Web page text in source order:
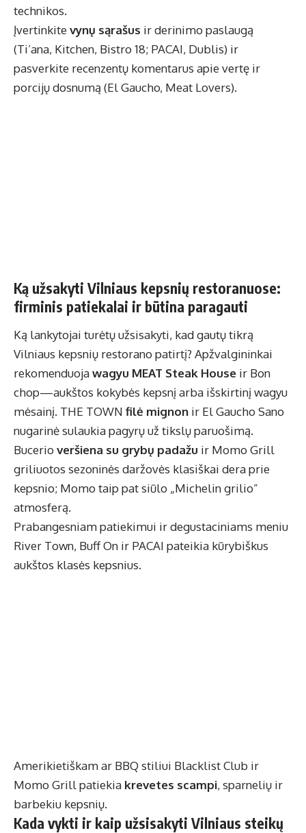
technikos.
Įvertinkite vynų sąrašus ir derinimo paslaugą
(Ti’ana, Kitchen, Bistro 18; PACAI, Dublis) ir
pasverkite recenzentų komentarus apie vertę ir
porcijų dosnumą (El Gaucho, Meat Lovers).
Ką užsakyti Vilniaus kepsnių restoranuose:
firminis patiekalai ir būtina paragauti
Ką lankytojai turėtų užsisakyti, kad gautų tikrą
Vilniaus kepsnių restorano patirtį? Apžvalgininkai
rekomenduojawagyu MEAT Steak House ir Bon
chop—aukštos kokybės kepsnį arba išskirtinį wagyu
mėsainį. THE TOWN filė mignon ir El Gaucho Sano
nugarinė sulaukia pagyrų už tikslų paruošimą.
Bucerio veršiena su grybų padažu ir Momo Grill
griliuotos sezoninės daržovės klasiškai dera prie
kepsnio; Momo taip pat siūlo „Michelin grilio”
atmosferą.
Prabangesniam patiekimui ir degustaciniams meniu
River Town, Buff On ir PACAI pateikia kūrybiškus
aukštos klasės kepsnius.
Amerikietiškam ar BBQ stiliui Blacklist Club ir
Momo Grill patiekia krevetes scampi, sparnelių ir
barbekiu kepsnių.
Kada vykti ir kaip užsisakyti Vilniaus steikų